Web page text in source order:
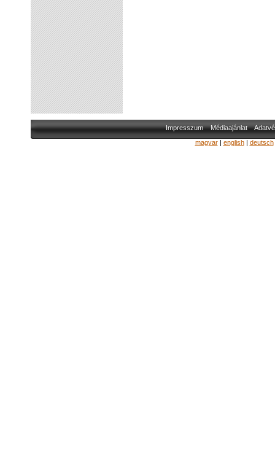
Impresszum Médiaajánlat
magyar| english| deutsch